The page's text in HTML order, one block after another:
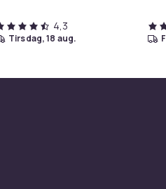
4,3
tirsdag, 18 aug.